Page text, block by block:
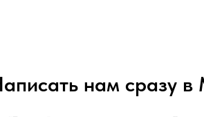
нам сразу